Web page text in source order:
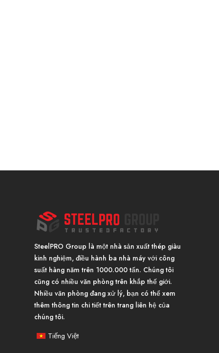
SteelPRO Group là một nhà sản xuất thép giàu
kinh nghiệm, điều hành ba nhà máy với công
suất hàng năm trên 1000.000 tấn. Chúng tôi
cũng có nhiều văn phòng trên khắp thế giới.
Nhiều văn phòng đang xử lý, bạn có thể xem
thêm thông tin chi tiết trên trang liên hệ của
chúng tôi.
Tiếng Việt